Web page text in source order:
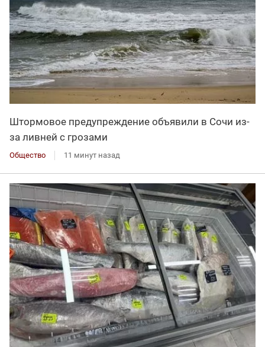
Штормовое предупреждение объявили в Сочи из-
за ливней с грозами
Общество 11 минут назад